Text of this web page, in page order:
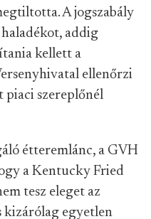
A jogszabály
addig
kellett a
ellenőrzi
piaci szereplőnél
étteremlánc, a GVH
a Kentucky Fried
tesz eleget az
kizárólag egyetlen